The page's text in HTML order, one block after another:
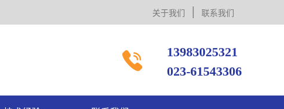
关于我们 联系我们

13983025321
023-61543306